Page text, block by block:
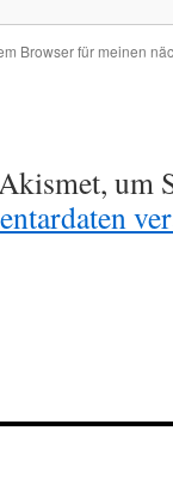
Browser für meinen
um